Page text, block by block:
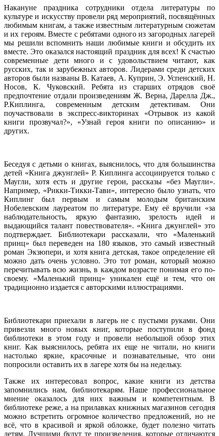
Накануне праздника сотрудники отдела литературы по
культуре и искусству провели ряд мероприятий, посвящённых
любимым книгам, а также известным литературным сюжетам
и их героям. Вместе с ребятами одного из загородных лагерей
мы решили вспомнить наши любимые книги и обсудить их
вместе. Это оказался настоящий праздник для всех! К счастью
современные дети много и с удовольствием читают, как
русских, так и зарубежных авторов. Лидерами среди детских
авторов были названы В. Катаев, А. Куприн, Э. Успенский, Н.
Носов, К. Чуковский. Ребята из старших отрядов своё
предпочтение отдали произведениям Ж. Верна, Дарелла Дж.,
Р.Киплинга, современным детским детективам. Они
поучаствовали в экспресс-викторинах «Отрывок из какой
книги прозвучал?», «Узнай героя книги по описанию» и
других.
Беседуя с детьми о книгах, выяснилось, что для большинства
детей «Книга джунглей» Р. Киплинга ассоциируется только с
Маугли, хотя есть и другие герои, рассказы «без Маугли».
Например, «Рикки-Тикки-Тави», интересно было узнать, что
Киплинг был первым и самым молодым британским
Нобелевским лауреатом по литературе. Ему её вручили «за
наблюдательность, яркую фантазию, зрелость идей и
выдающийся талант повествователя». «Книга джунглей» это
подтверждает. Библиотекари рассказали, что «Маленький
принц» был переведен на 180 языков, это самый известный
роман Экзюпери, и хотя книга детская, такое определение ей
можно дать очень условно. Это тот роман, который можно
перечитывать всю жизнь, в каждом возрасте понимая его по-
своему. «Маленький принц» уникален ещё и тем, что он
традиционно издается с авторскими иллюстрациями.
Библиотекари приехали в лагерь не с пустыми руками. Они
привезли много новых книг, которые поступили в фонд
библиотеки в этом году и провели небольшой обзор этих
книг. Как выяснилось, ребята их еще не читали, но книги
настолько яркие, красочные и познавательные, что они
попросили оставить их в лагере хотя бы на недельку.
Также их интересовал вопрос, какие книги из детства
запомнились нам, библиотекарям. Наше профессиональное
мнение оказалось для них важным и компетентным. В
библиотеке реже, а на прилавках книжных магазинов сегодня
можно встретить огромное количество предложений, но не
всё, что в красивой и яркой обложке, будет полезно читать
детям. Лучшими будут те произведения, которые отличаются